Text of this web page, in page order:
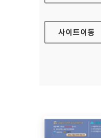
사이트이동